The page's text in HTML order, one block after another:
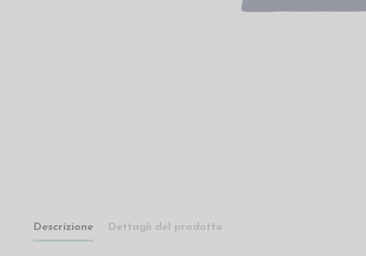
Descrizione Dettagli del prodotto